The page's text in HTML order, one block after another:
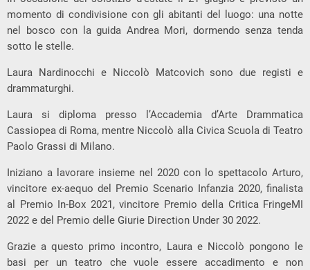
momento di condivisione con gli abitanti del luogo: una notte
nel bosco con la guida Andrea Mori, dormendo senza tenda
sotto le stelle.
Laura Nardinocchi e Niccolò Matcovich sono due registi e
drammaturghi.
Laura si diploma presso l’Accademia d’Arte Drammatica
Cassiopea di Roma, mentre Niccolò alla Civica Scuola di Teatro
Paolo Grassi di Milano.
Iniziano a lavorare insieme nel 2020 con lo spettacolo Arturo,
vincitore ex-aequo del Premio Scenario Infanzia 2020, finalista
al Premio In-Box 2021, vincitore Premio della Critica FringeMI
2022 e del Premio delle Giurie Direction Under 30 2022.
Grazie a questo primo incontro, Laura e Niccolò pongono le
basi per un teatro che vuole essere accadimento e non